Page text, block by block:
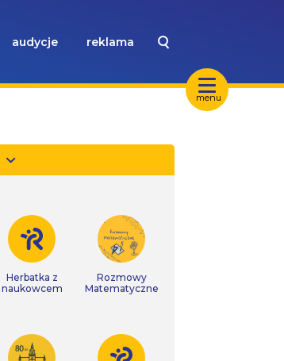
menu
audycje reklama
Herbatka z
naukowcem
Rozmowy
Matematyczne